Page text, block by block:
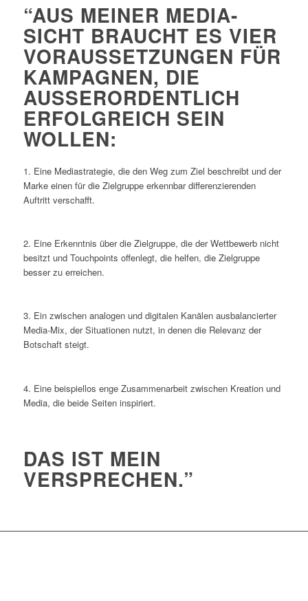
“AUS MEINER MEDIA-
SICHT BRAUCHT ES VIER
VORAUSSETZUNGEN FÜR
KAMPAGNEN, DIE
AUSSERORDENTLICH E
RFOLGREICH SEIN W
OLLEN:
1. Eine Mediastrategie, die den Weg zum Ziel beschreibt und der
Marke einen für die Zielgruppe erkennbar differenzierenden
Auftritt verschafft.
2. Eine Erkenntnis über die Zielgruppe, die der Wettbewerb nicht
besitzt und Touchpoints offenlegt, die helfen, die Zielgruppe
besser zu erreichen.
3. Ein zwischen analogen und digitalen Kanälen ausbalancierter
Media-Mix, der Situationen nutzt, in denen die Relevanz der
Botschaft steigt.
4. Eine beispiellos enge Zusammenarbeit zwischen Kreation und
Media, die beide Seiten inspiriert.
DAS IST MEIN
VERSPRECHEN.”